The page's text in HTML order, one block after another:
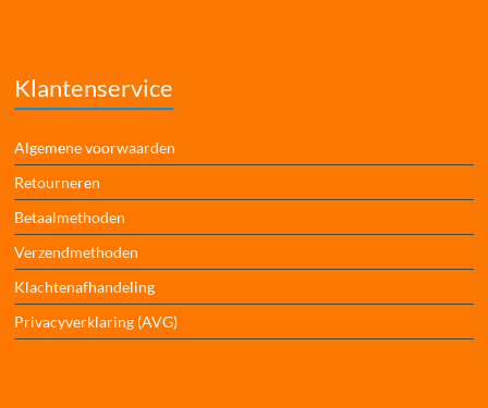
Klantenservice
Algemene voorwaarden
Retourneren
Betaalmethoden
Verzendmethoden
Klachtenafhandeling
Privacyverklaring (AVG)